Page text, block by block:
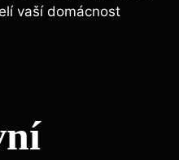
vaší domácnost